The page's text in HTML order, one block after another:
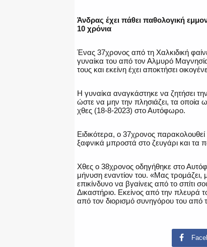
Άνδρας έχει πάθει παθολογική
10 χρόνια
Ένας 37χρονος από τη Χαλκιδική
γυναίκα του από τον Αλμυρό
τους και εκείνη έχει αποκτήσει
Η γυναίκα αναγκάστηκε να ζητήσει
ώστε να μην την πλησιάζει, τα
χθες (18-8-2023) στο Αυτόφωρο.
Ειδικότερα, ο 37χρονος
ξαφνικά μπροστά στο ζευγάρι και τα
Χθες ο 38χρονος οδηγήθηκε στο
μήνυση εναντίον του. «Μας τρομάζει,
επικίνδυνο να βγαίνεις από το σπίτι
Δικαστήριο. Εκείνος από την πλευρά
από τον διορισμό συνηγόρου του από